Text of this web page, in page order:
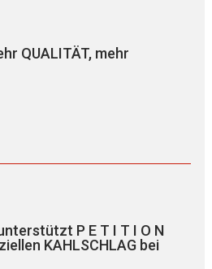
QUALITÄT, mehr
P E T I T I O N
KAHLSCHLAG bei